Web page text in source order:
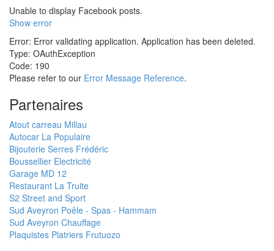
Unable to display Facebook posts.
Show error
Error: Error validating application. Application has been deleted.
Type: OAuthException
Code: 190
Please refer to our Error Message Reference.
Partenaires
Atout carreau Millau
Autocar La Populaire
Bijouterie Serres Frédéric
Boussellier Electricité
Garage MD 12
Restaurant La Truite
S2 Street and Sport
Sud Aveyron Poêle - Spas - Hammam
Sud Aveyron Chauffage
Plaquistes Platriers Frutuozo